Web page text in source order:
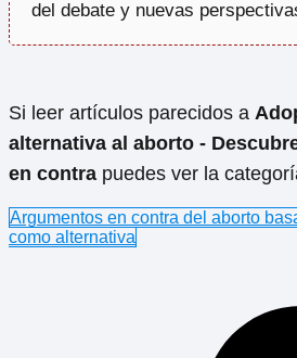
del debate y nuevas
Si leer artículos parecidos a
alternativa al aborto -
en contra puedes ver la
Argumentos en contra del aborto
como alternativa